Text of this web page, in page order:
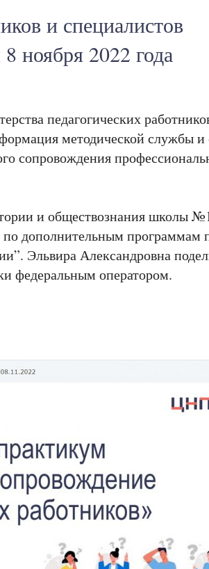
и специалистов
ноября 2022 года
педагогических
методической службы и
сопровождения
и обществознания школы
по дополнительным
Эльвира Александровна
федеральным оператором.